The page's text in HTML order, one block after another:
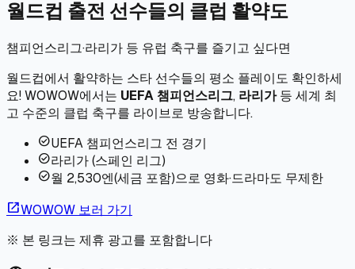
월드컵 출전 선수들의 클럽 활약도
챔피언스리그·라리가 등 유럽 축구를 즐기고 싶다면
월드컵에서 활약하는 스타 선수들의 평소 플레이도 확인하세
요! WOWOW에서는 UEFA 챔피언스리그, 라리가등 세계 최
고 수준의 클럽 축구를 라이브로 방송합니다.
check_circleUEFA 챔피언스리그 전 경기
check_circle라리가 (스페인 리그)
check_circle월 2,530엔(세금 포함)으로 영화·드라마도 무제한
open_in_newWOWOW 보러 가기
※ 본 링크는 제휴 광고를 포함합니다